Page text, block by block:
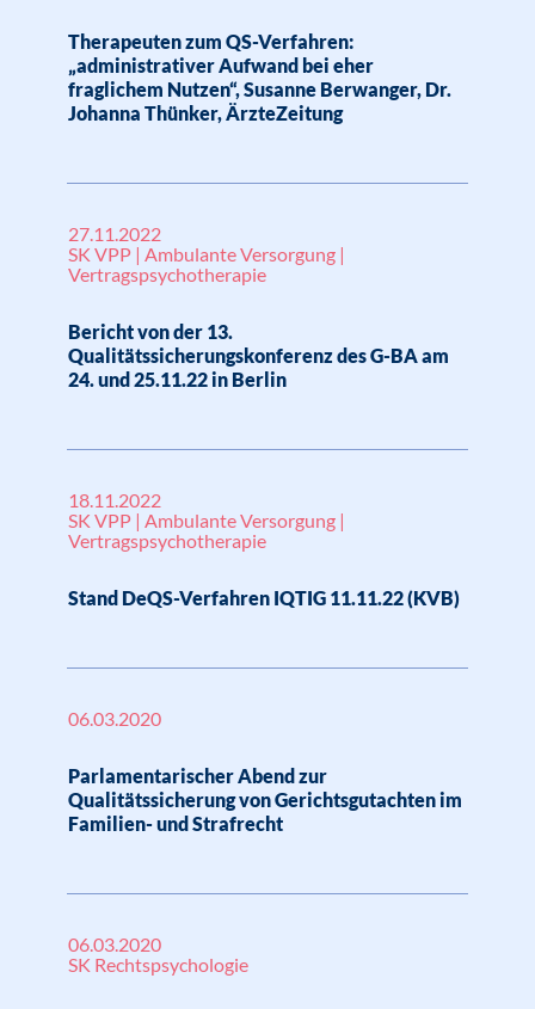
Therapeuten zum QS-Verfahren:
„administrativer Aufwand bei eher
fraglichem Nutzen“, Susanne Berwanger, Dr.
Johanna Thünker, ÄrzteZeitung
27.11.2022
SK VPP | Ambulante Versorgung |
Vertragspsychotherapie
Bericht von der 13.
Qualitätssicherungskonferenz des G-BA am
24. und 25.11.22 in Berlin
18.11.2022
SK VPP | Ambulante Versorgung |
Vertragspsychotherapie
Stand DeQS-Verfahren IQTIG 11.11.22 (KVB)
06.03.2020
Parlamentarischer Abend zur
Qualitätssicherung von Gerichtsgutachten im
Familien- und Strafrecht
06.03.2020
SK Rechtspsychologie